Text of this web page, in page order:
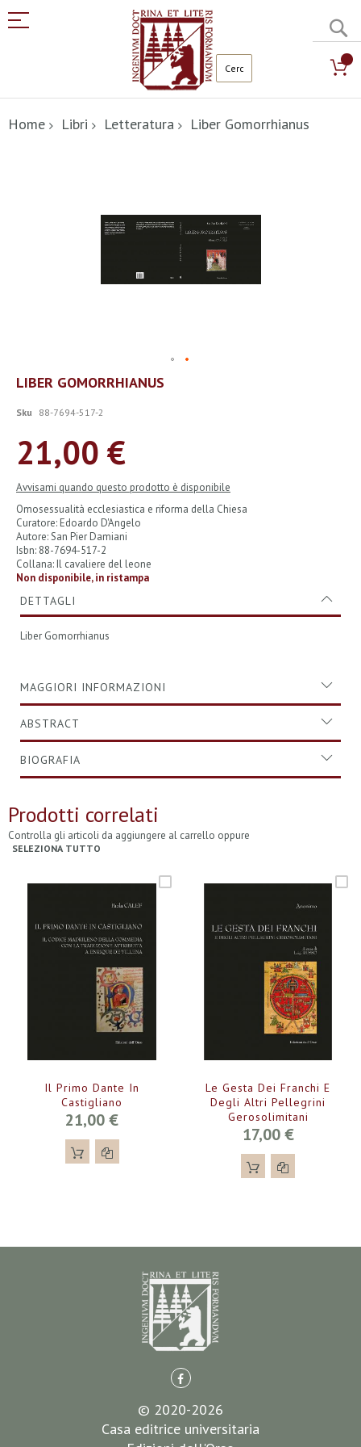
al
contenuto
Home Libri Letteratura Liber Gomorrhianus
Vai
all'inizio
galleria
immagini
LIBER GOMORRHIANUS
Sku 88-7694-517-2
21,00 €
Avvisami quando questo prodotto è disponibile
Omosessualità ecclesiastica e riforma della Chiesa
Curatore: Edoardo D'Angelo
Autore: San Pier Damiani
Isbn: 88-7694-517-2
Collana: Il cavaliere del leone
Non disponibile, in ristampa
DETTAGLI
Liber Gomorrhianus
MAGGIORI INFORMAZIONI
ABSTRACT
BIOGRAFIA
Prodotti correlati
Controlla gli articoli da aggiungere al carrello oppure
SELEZIONA TUTTO
Il Primo Dante In
Castigliano
21,00 €
Le Gesta Dei Franchi E
Degli Altri Pellegrini
Gerosolimitani
17,00 €
© 2020-2026
Casa editrice universitaria